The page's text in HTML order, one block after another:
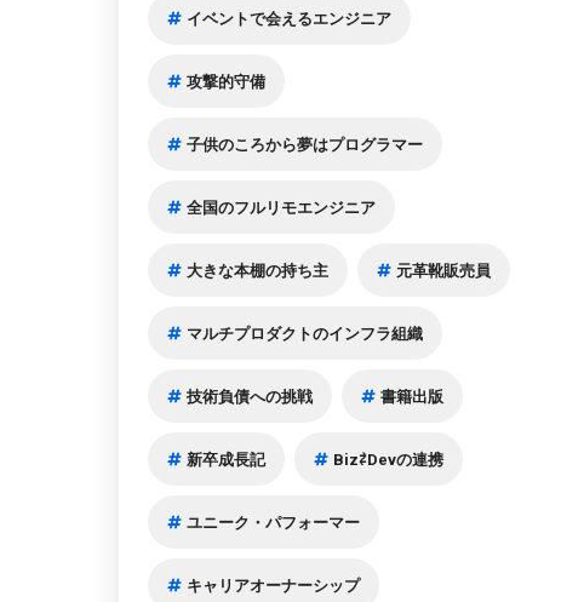
イベントで会えるエンジニア
攻撃的守備
子供のころから夢はプログラマー
全国のフルリモエンジニア
大きな本棚の持ち主 元革靴販売員
マルチプロダクトのインフラ組織
技術負債への挑戦 書籍出版
新卒成長記 Biz⇄Devの連携
ユニーク・パフォーマー
キャリアオーナーシップ